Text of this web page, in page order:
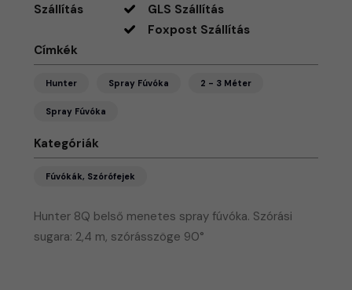
Hunter 8Q belső menetes spray fúvóka. Szórási
sugara: 2,4 m, szórásszöge 90°
Szállítás
GLS Szállítás
Foxpost Szállítás
Címkék
Hunter Spray Fúvóka 2 - 3 Méter
Spray Fúvóka
Kategóriák
Fúvókák, Szórófejek